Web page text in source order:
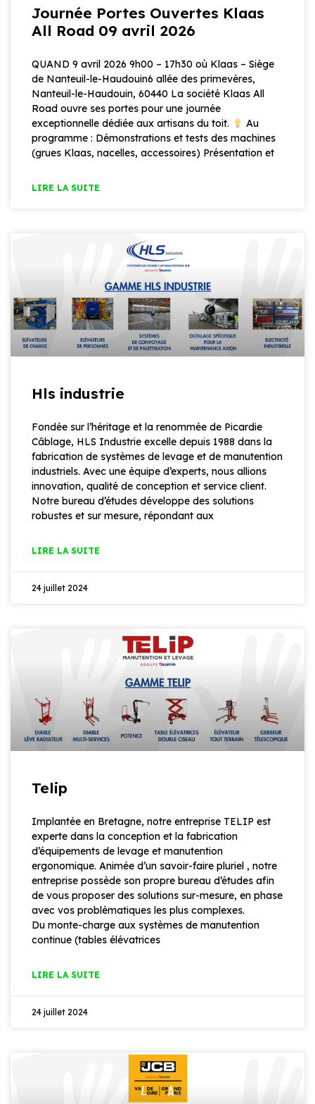
Journée Portes Ouvertes Klaas
All Road 09 avril 2026
QUAND 9 avril 2026 9h00 – 17h30 où Klaas – Siège
de Nanteuil-le-Haudouin6 allée des primevères,
Nanteuil-le-Haudouin, 60440 La société Klaas All
Road ouvre ses portes pour une journée
exceptionnelle dédiée aux artisans du toit.
Au
programme : Démonstrations et tests des machines
(grues Klaas, nacelles, accessoires) Présentation et
LIRE LA SUITE
Hls industrie
Fondée sur l’héritage et la renommée de Picardie
Câblage, HLS Industrie excelle depuis 1988 dans la
fabrication de systèmes de levage et de manutention
industriels. Avec une équipe d’experts, nous allions
innovation, qualité de conception et service client.
Notre bureau d’études développe des solutions
robustes et sur mesure, répondant aux
LIRE LA SUITE
24 juillet 2024
Telip
Implantée en Bretagne, notre entreprise TELIP est
experte dans la conception et la fabrication
d’équipements de levage et manutention
ergonomique. Animée d’un savoir-faire pluriel , notre
entreprise possède son propre bureau d’études afin
de vous proposer des solutions sur-mesure, en phase
avec vos problématiques les plus complexes.
Du monte-charge aux systèmes de manutention
continue (tables élévatrices
LIRE LA SUITE
24 juillet 2024